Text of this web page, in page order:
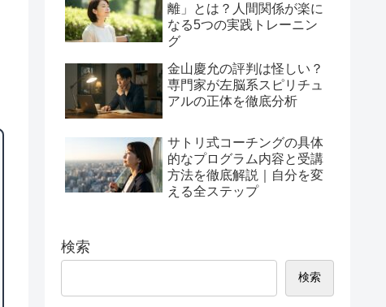
離」とは？人間関係が楽に
なる5つの実践トレーニン
グ
金山慶允の評判は怪しい？
専門家が左脳系スピリチュ
アルの正体を徹底分析
サトリ式コーチングの具体
的なプログラム内容と受講
方法を徹底解説｜自分を変
える全ステップ
検索
検索